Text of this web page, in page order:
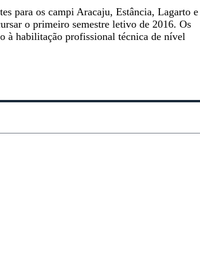
para os campi Aracaju, Estância, Lagarto e
o primeiro semestre letivo de 2016. Os
à habilitação profissional técnica de nível